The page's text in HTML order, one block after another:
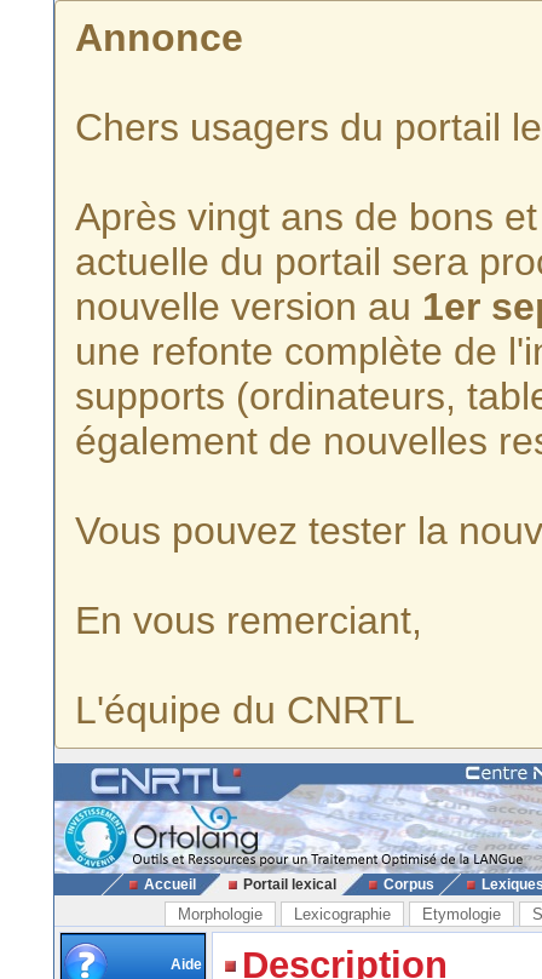
Annonce
Chers usagers du portail
Après vingt ans de bons
actuelle du portail sera
nouvelle version au 1er
une refonte complète de
supports (ordinateurs,
également de nouvelles
Vous pouvez tester la
En vous remerciant,
L'équipe du CNRTL
Accueil Portail lexical Corpus
Morphologie Lexicographie Etymologie
Aide Description